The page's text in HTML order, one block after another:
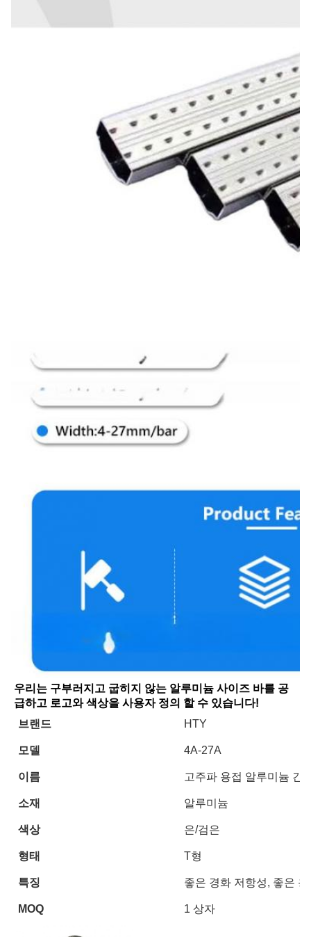
우리는 구부러지고 굽히지 않는 알루미늄 사이즈 바를 공
급하고 로고와 색상을 사용자 정의 할 수 있습니다!
브랜드
HTY
모델 4A-27A
이름 고주파 용접 알루미늄 간
소재 알루미늄
색상 은/검은
형태 T형
특징 좋은 경화 저항성, 좋은
MOQ 1 상자